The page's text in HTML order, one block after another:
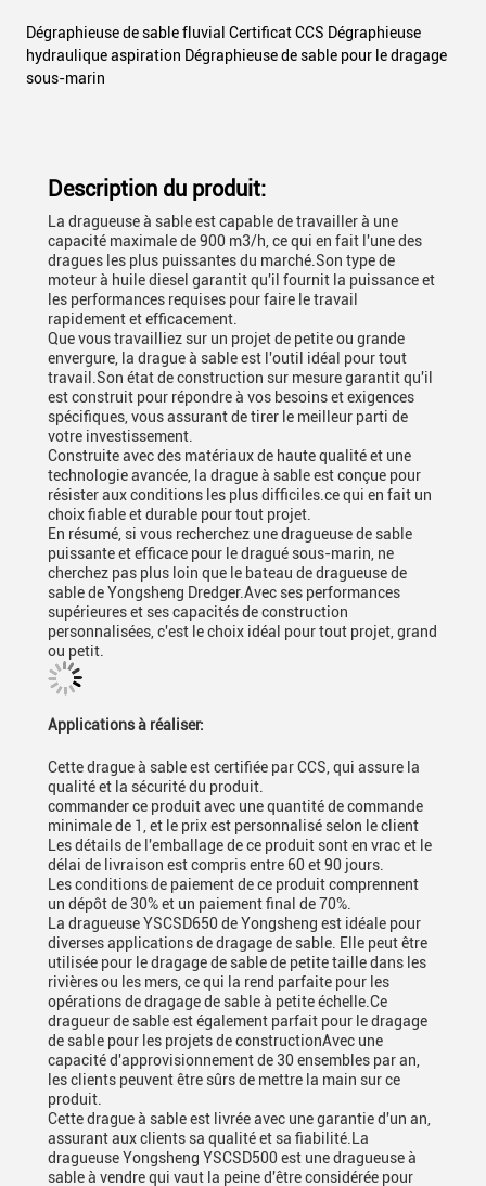
Dégraphieuse de sable fluvial Certificat CCS Dégraphieuse
hydraulique aspiration Dégraphieuse de sable pour le dragage
sous-marin
Description du produit:
La dragueuse à sable est capable de travailler à une
capacité maximale de 900 m3/h, ce qui en fait l'une des
dragues les plus puissantes du marché.Son type de
moteur à huile diesel garantit qu'il fournit la puissance et
les performances requises pour faire le travail
rapidement et efficacement.
Que vous travailliez sur un projet de petite ou grande
envergure, la drague à sable est l'outil idéal pour tout
travail.Son état de construction sur mesure garantit qu'il
est construit pour répondre à vos besoins et exigences
spécifiques, vous assurant de tirer le meilleur parti de
votre investissement.
Construite avec des matériaux de haute qualité et une
technologie avancée, la drague à sable est conçue pour
résister aux conditions les plus difficiles.ce qui en fait un
choix fiable et durable pour tout projet.
En résumé, si vous recherchez une dragueuse de sable
puissante et efficace pour le dragué sous-marin, ne
cherchez pas plus loin que le bateau de dragueuse de
sable de Yongsheng Dredger.Avec ses performances
supérieures et ses capacités de construction
personnalisées, c'est le choix idéal pour tout projet, grand
ou petit.
Applications à réaliser:
Cette drague à sable est certifiée par CCS, qui assure la
qualité et la sécurité du produit.
commander ce produit avec une quantité de commande
minimale de 1, et le prix est personnalisé selon le client
Les détails de l'emballage de ce produit sont en vrac et le
délai de livraison est compris entre 60 et 90 jours.
Les conditions de paiement de ce produit comprennent
un dépôt de 30% et un paiement final de 70%.
La dragueuse YSCSD650 de Yongsheng est idéale pour
diverses applications de dragage de sable. Elle peut être
utilisée pour le dragage de sable de petite taille dans les
rivières ou les mers, ce qui la rend parfaite pour les
opérations de dragage de sable à petite échelle.Ce
dragueur de sable est également parfait pour le dragage
de sable pour les projets de constructionAvec une
capacité d'approvisionnement de 30 ensembles par an,
les clients peuvent être sûrs de mettre la main sur ce
produit.
Cette drague à sable est livrée avec une garantie d'un an,
assurant aux clients sa qualité et sa fiabilité.La
dragueuse Yongsheng YSCSD500 est une dragueuse à
sable à vendre qui vaut la peine d'être considérée pour